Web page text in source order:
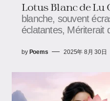
Lotus Blanc de Lu
blanche, souvent
éclatantes, Mériterait
by Poems 2025年 8月 30日